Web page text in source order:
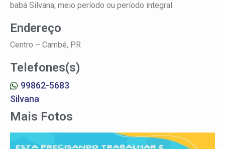
babá Silvana, meio período ou período integral
Endereço
Centro – Cambé, PR
Telefones(s)
99862-5683
Silvana
Mais Fotos